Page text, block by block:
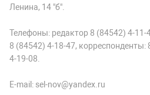
Ленина, 14 "б".
Телефоны: редактор 8 (84542) 4-11-
8 (84542) 4-18-47, корреспонденты:
4-19-08.
E-mail: sel-nov@yandex.ru